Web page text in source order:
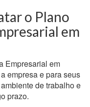
o Plano
em
Empresarial em
empresa e para seus
de trabalho e
prazo.